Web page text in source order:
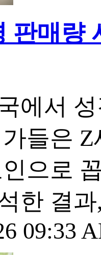
판매량
에서
들은
으로
한 결
09:33